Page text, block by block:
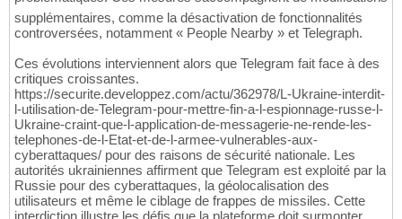
supplémentaires, comme la désactivation de fonctionnalités
controversées, notamment « People Nearby » et Telegraph.
Ces évolutions interviennent alors que Telegram fait face à des
critiques croissantes.
https://securite.developpez.com/actu/362978/L-Ukraine-interdit-
l-utilisation-de-Telegram-pour-mettre-fin-a-l-espionnage-russe-l-
Ukraine-craint-que-l-application-de-messagerie-ne-rende-les-
telephones-de-l-Etat-et-de-l-armee-vulnerables-aux-
cyberattaques/ pour des raisons de sécurité nationale. Les
autorités ukrainiennes affirment que Telegram est exploité par la
Russie pour des cyberattaques, la géolocalisation des
utilisateurs et même le ciblage de frappes de missiles. Cette
interdiction illustre les défis que la plateforme doit surmonter